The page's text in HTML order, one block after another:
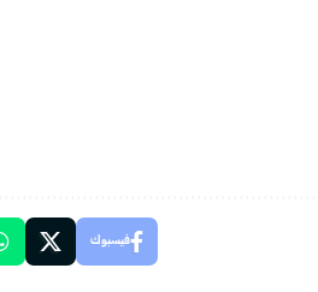
فيسبوك